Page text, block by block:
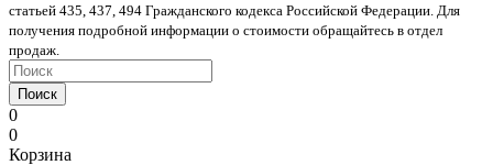
статьей 435, 437, 494 Гражданского кодекса Российской Федерации. Для
получения подробной информации о стоимости обращайтесь в отдел
продаж.
Поиск
0
0
Корзина